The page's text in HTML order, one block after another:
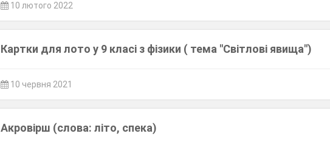
10 лютого 2022
Картки для лото у 9 класі з фізики ( тема "Світлові явища")
10 червня 2021
Акровірш (слова: літо, спека)